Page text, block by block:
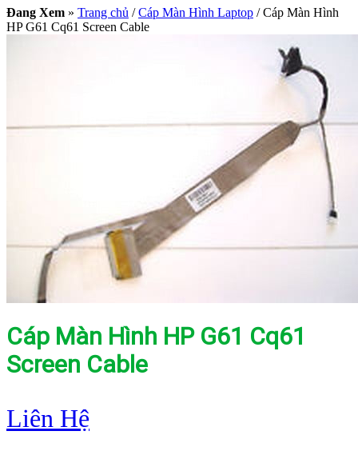
Đang Xem » Trang chủ / Cáp Màn Hình Laptop /Cáp Màn Hình
HP G61 Cq61 Screen Cable
Cáp Màn Hình HP G61 Cq61
Screen Cable
Liên Hệ